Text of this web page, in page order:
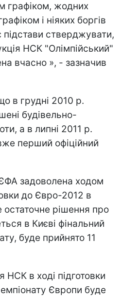
графіком, жодних
і ніяких боргів
стверджувати,
НСК "Олімпійський"
вчасно », - зазначив
в грудні 2010 р.
будівельно-
а в липні 2011 р.
перший офіційний
задоволена ходом
до Євро-2012 в
остаточне рішення про
в Києві фінальний
буде прийнято 11
НСК в ході підготовки
Європи буде